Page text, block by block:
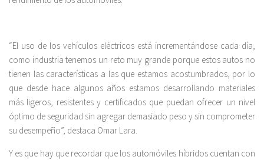
“El uso de los vehículos eléctricos está incrementándose cada día,
como industria tenemos un reto muy grande porque estos autos no
tienen las características a las que estamos acostumbrados, por lo
que desde hace algunos años estamos desarrollando materiales
más ligeros, resistentes y certificados que puedan ofrecer un nivel
óptimo de seguridad sin agregar demasiado peso y sin comprometer
su desempeño”, destaca Omar Lara.
Y es que hay que recordar que los automóviles híbridos cuentan con